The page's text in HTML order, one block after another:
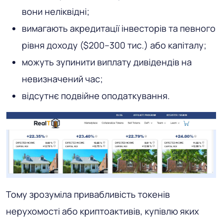
вони неліквідні;
вимагають акредитації інвесторів та певного
рівня доходу ($200–300 тис.) або капіталу;
можуть зупинити виплату дивідендів на
невизначений час;
відсутнє подвійне оподаткування.
Тому зрозуміла привабливість токенів
нерухомості або криптоактивів, купівлю яких